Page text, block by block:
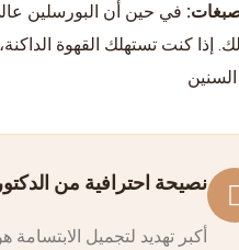
في حين أن البورسلين
إذا كنت تستهلك القهوة
نصيحة احترافية من
أكبر تهديد لتجميل